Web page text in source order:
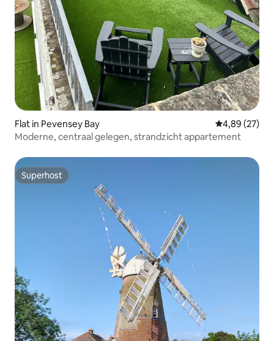
Flat in Pevensey Bay Gemiddelde
4,89 (27)
Moderne, centraal gelegen, strandzicht appartement
Superhost
Superhost